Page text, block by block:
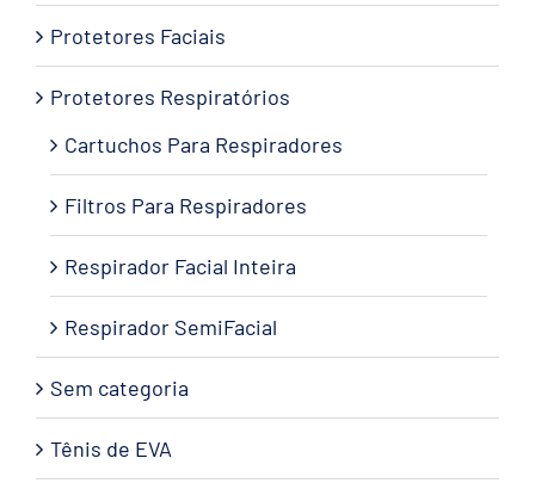
Protetores Faciais
Protetores Respiratórios
Cartuchos Para Respiradores
Filtros Para Respiradores
Respirador Facial Inteira
Respirador SemiFacial
Sem categoria
Tênis de EVA